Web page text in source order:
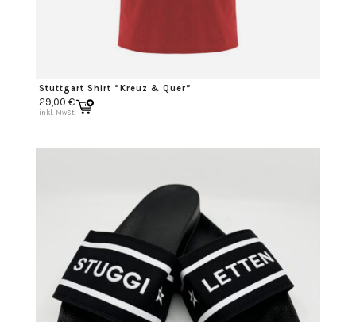
Stuttgart Shirt “Kreuz & Quer”
29,00 €
inkl. MwSt.